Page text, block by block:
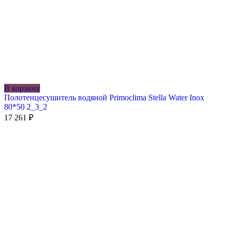
В корзину
Полотенцесушитель водяной Primoclima Stella Water Inox
80*50 2_3_2
17 261 ₽